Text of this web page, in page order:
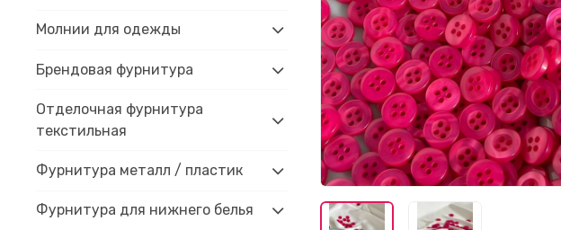
Молнии для одежды
Брендовая фурнитура
Отделочная фурнитура
текстильная
Фурнитура металл / пластик
Фурнитура для нижнего белья